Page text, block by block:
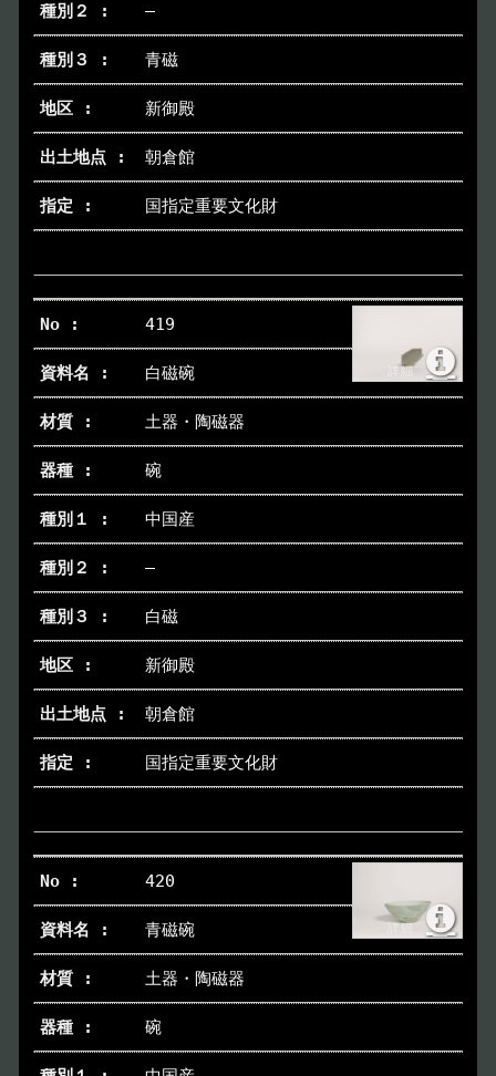
―
青磁
新御殿
朝倉館
国指定重要文化財
419
白磁碗
土器・陶磁器
碗
中国産
―
白磁
新御殿
朝倉館
国指定重要文化財
420
青磁碗
土器・陶磁器
碗